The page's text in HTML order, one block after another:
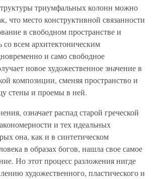
триумфальных колонн можно
что место конструктивной связанности
в свободном пространстве и
со всем архитектоническим
и само свободное
новое художественное значение в
композиции, сменяя пространство и
стены и проемы в ней.
означает распад старой греческой
и тех идеальных
она, как и в синтетическом
в образах богов, нашла свое самое
Но этот процесс разложения нигде
художественного, пластического и